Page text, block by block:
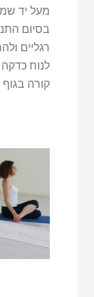
מעל יד
בסיום
רגליים
לנוח
קורה